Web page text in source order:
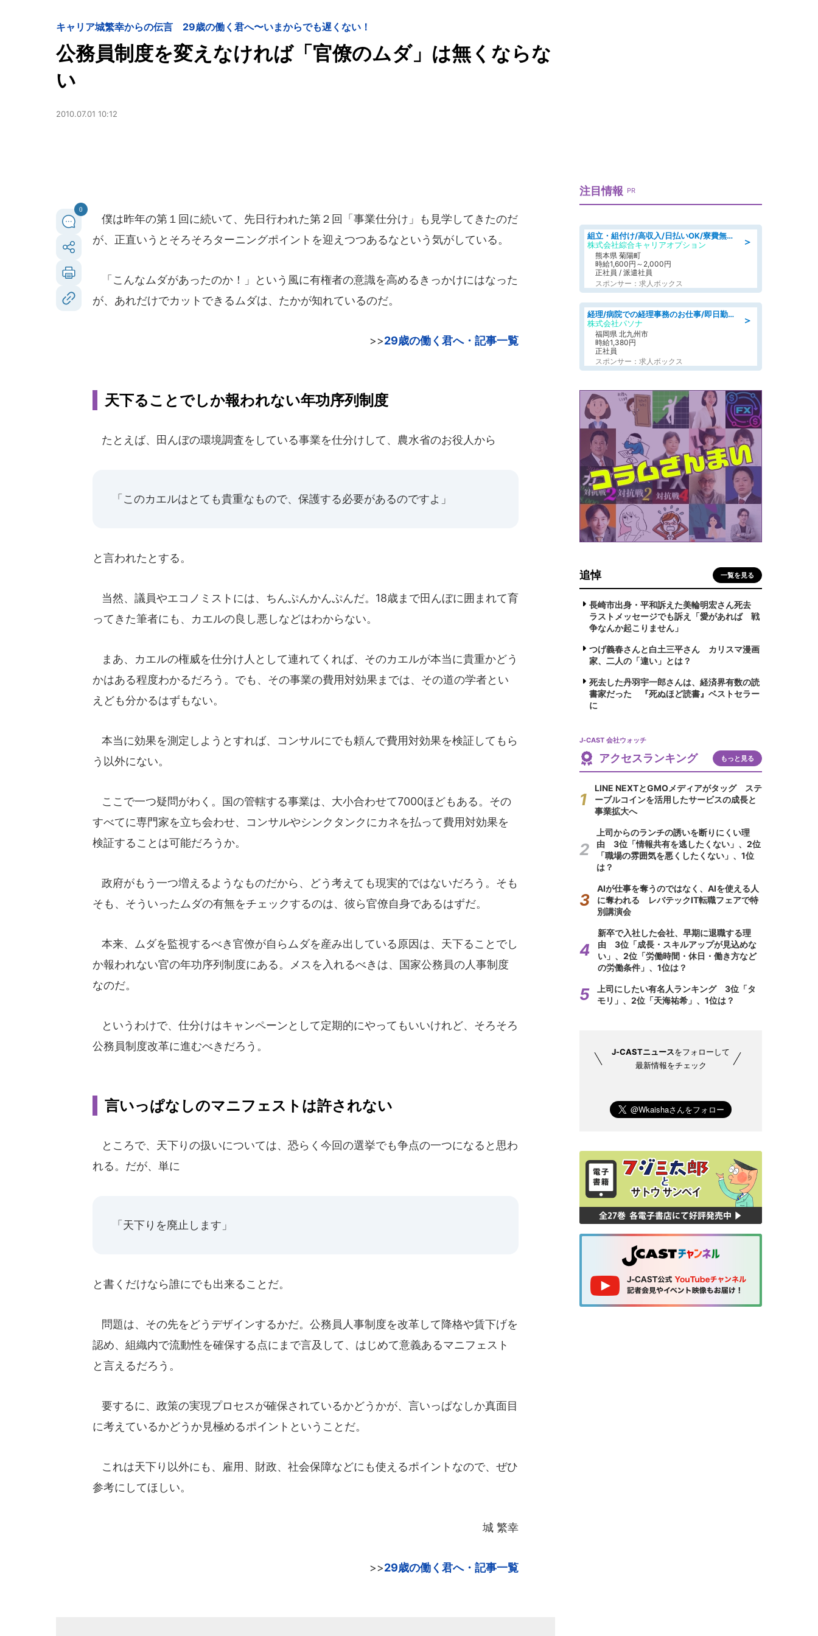
キャリア城繁幸からの伝言 29歳の働く君へ〜いまからでも遅くない！
公務員制度を変えなければ「官僚のムダ」は無くならな
い
2010.07.01 10:12
0
僕は昨年の第１回に続いて、先日行われた第２回「事業仕分け」も見学してきたのだ
が、正直いうとそろそろターニングポイントを迎えつつあるなという気がしている。
「こんなムダがあったのか！」という風に有権者の意識を高めるきっかけにはなった
が、あれだけでカットできるムダは、たかが知れているのだ。
>>29歳の働く君へ・記事一覧
天下ることでしか報われない年功序列制度
たとえば、田んぼの環境調査をしている事業を仕分けして、農水省のお役人から
「このカエルはとても貴重なもので、保護する必要があるのですよ」
と言われたとする。
当然、議員やエコノミストには、ちんぷんかんぷんだ。18歳まで田んぼに囲まれて育
ってきた筆者にも、カエルの良し悪しなどはわからない。
まあ、カエルの権威を仕分け人として連れてくれば、そのカエルが本当に貴重かどう
かはある程度わかるだろう。でも、その事業の費用対効果までは、その道の学者とい
えども分かるはずもない。
本当に効果を測定しようとすれば、コンサルにでも頼んで費用対効果を検証してもら
う以外にない。
ここで一つ疑問がわく。国の管轄する事業は、大小合わせて7000ほどもある。その
すべてに専門家を立ち会わせ、コンサルやシンクタンクにカネを払って費用対効果を
検証することは可能だろうか。
政府がもう一つ増えるようなものだから、どう考えても現実的ではないだろう。そも
そも、そういったムダの有無をチェックするのは、彼ら官僚自身であるはずだ。
本来、ムダを監視するべき官僚が自らムダを産み出している原因は、天下ることでし
か報われない官の年功序列制度にある。メスを入れるべきは、国家公務員の人事制度
なのだ。
というわけで、仕分けはキャンペーンとして定期的にやってもいいけれど、そろそろ
公務員制度改革に進むべきだろう。
言いっぱなしのマニフェストは許されない
ところで、天下りの扱いについては、恐らく今回の選挙でも争点の一つになると思わ
れる。だが、単に
「天下りを廃止します」
と書くだけなら誰にでも出来ることだ。
問題は、その先をどうデザインするかだ。公務員人事制度を改革して降格や賃下げを
認め、組織内で流動性を確保する点にまで言及して、はじめて意義あるマニフェスト
と言えるだろう。
要するに、政策の実現プロセスが確保されているかどうかが、言いっぱなしか真面目
に考えているかどうか見極めるポイントということだ。
これは天下り以外にも、雇用、財政、社会保障などにも使えるポイントなので、ぜひ
参考にしてほしい。
城 繁幸
>>29歳の働く君へ・記事一覧
注目情報 PR
＞
組立・組付け/高収入/日払いOK/寮費無料/交替制/20・30・40代活躍中
株式会社綜合キャリアオプション
熊本県 菊陽町
時給1,600円～2,000円
正社員 / 派遣社員
スポンサー：求人ボックス
＞
経理/病院での経理事務のお仕事/即日勤務可/車通勤可/経理/一般事務
株式会社パソナ
福岡県 北九州市
時給1,380円
正社員
スポンサー：求人ボックス
追悼 一覧を見る
長崎市出身・平和訴えた美輪明宏さん死去
ラストメッセージでも訴え「愛があれば 戦
争なんか起こりません」
つげ義春さんと白土三平さん カリスマ漫画
家、二人の「違い」とは？
死去した丹羽宇一郎さんは、経済界有数の読
書家だった 『死ぬほど読書』ベストセラー
に
J-CAST 会社ウォッチ
アクセスランキング もっと見る
LINE NEXTとGMOメディアがタッグ ステ
ーブルコインを活用したサービスの成長と
事業拡大へ
上司からのランチの誘いを断りにくい理
由 3位「情報共有を逃したくない」、2位
「職場の雰囲気を悪くしたくない」、1位
は？
AIが仕事を奪うのではなく、AIを使える人
に奪われる レバテックIT転職フェアで特
別講演会
新卒で入社した会社、早期に退職する理
由 3位「成長・スキルアップが見込めな
い」、2位「労働時間・休日・働き方など
の労働条件」、1位は？
上司にしたい有名人ランキング 3位「タ
モリ」、2位「天海祐希」、1位は？
J-CASTニュースをフォローして
最新情報をチェック